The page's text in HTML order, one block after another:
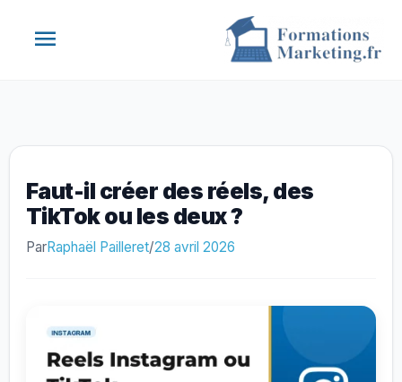
Menu
Faut-il créer des réels, des
TikTok ou les deux ?
ParRaphaël Pailleret/28 avril 2026